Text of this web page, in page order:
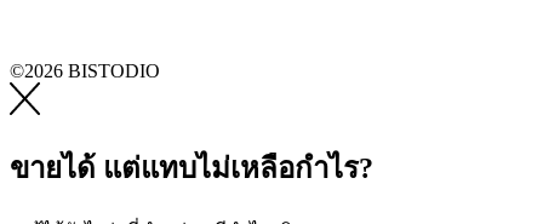
©2026 BISTODIO
ขายได้ แต่แทบไม่เหลือกำไร?